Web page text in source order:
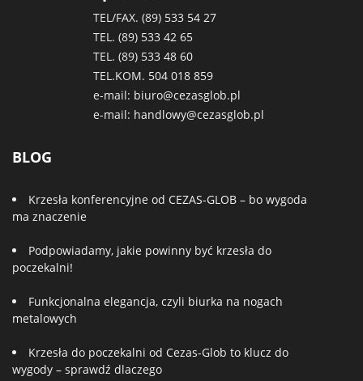
TEL/FAX. (89) 533 54 27
TEL. (89) 533 42 65
TEL. (89) 533 48 60
TEL.KOM. 504 018 859
e-mail: biuro@cezasglob.pl
e-mail: handlowy@cezasglob.pl
BLOG
Krzesła konferencyjne od CEZAS-GLOB – bo wygoda
ma znaczenie
Podpowiadamy, jakie powinny być krzesła do
poczekalni!
Funkcjonalna elegancja, czyli biurka na nogach
metalowych
Krzesła do poczekalni od Cezas-Glob to klucz do
wygody – sprawdź dlaczego